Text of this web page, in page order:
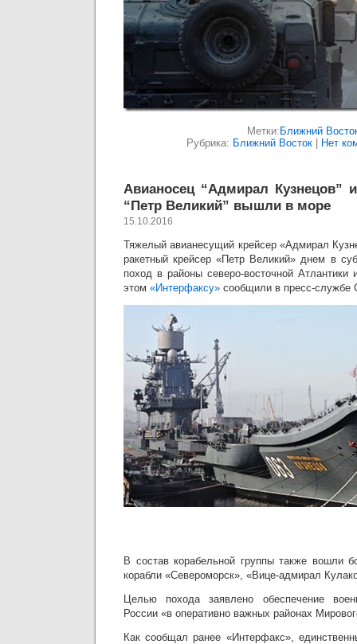
Метки: Ближний
Рубрика: Ближний Восток Нет
Авианосец “Адмирал Кузнецов”
“Петр Великий” вышли в море
15.10.2016
Тяжелый авианесущий крейсер «Адмирал
ракетный крейсер «Петр Великий» днем в
поход в районы северо-восточной
этом «Интерфаксу» сообщили в пресс-службе
В состав корабельной группы также вошли
корабли «Североморск», «Вице-адмирал
Целью похода заявлено обеспечение
России «в оперативно важных районах
Как сообщал ранее «Интерфакс»,